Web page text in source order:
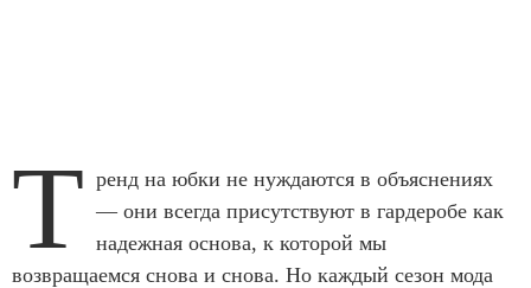
Т ренд на юбки не нуждаются в объяснениях
— они всегда присутствуют в гардеробе как
надежная основа, к которой мы
возвращаемся снова и снова. Но каждый сезон мода